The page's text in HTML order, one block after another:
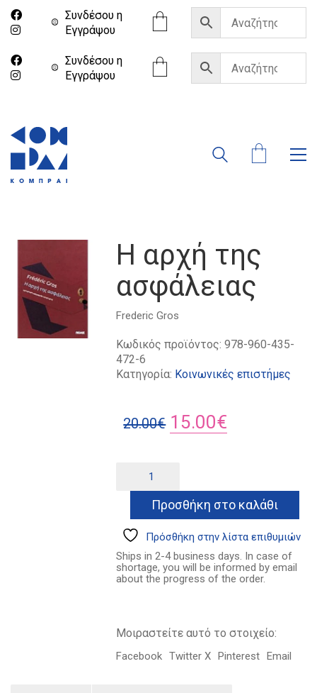
Συνδέσου η
Eγγράψου
Συνδέσου η
Eγγράψου
Η αρχή της
ασφάλειας
Frederic Gros
Κωδικός προϊόντος:978-960-435-
472-6
Κατηγορία: Κοινωνικές επιστήμες
20.00€ Original
20.00€.
15.00€
είναι:
15.00€.
της
ασφάλειας
ποσότητα
Προσθήκη στο καλάθι
Πρόσθήκη στην λίστα επιθυμιών
Ships in 2-4 business days. In case of
shortage, you will be informed by email
about the progress of the order.
Μοιραστείτε αυτό το στοιχείο:
Facebook Twitter X Pinterest Email